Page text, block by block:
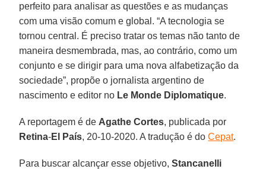
perfeito para analisar as questões e as mudanças
com uma visão comum e global. “A tecnologia se
tornou central. É preciso tratar os temas não tanto de
maneira desmembrada, mas, ao contrário, como um
conjunto e se dirigir para uma nova alfabetização da
sociedade”, propõe o jornalista argentino de
nascimento e editor no Le Monde Diplomatique.
A reportagem é de Agathe Cortes, publicada por
Retina-El País, 20-10-2020. A tradução é doCepat.
Para buscar alcançar esse objetivo,Stancanelli